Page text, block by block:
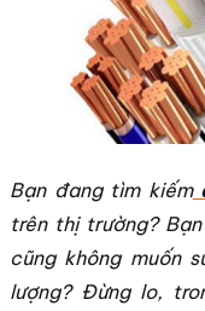
Bạn đang tìm kiếm
trên thị trường?
cũng không muốn
lượng? Đừng lo,